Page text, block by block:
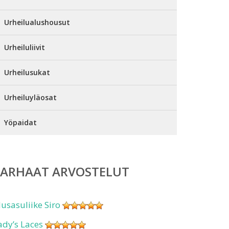
Urheilualushousut
Urheiluliivit
Urheilusukat
Urheiluyläosat
Yöpaidat
ARVOSTELUT
Siro
Laces